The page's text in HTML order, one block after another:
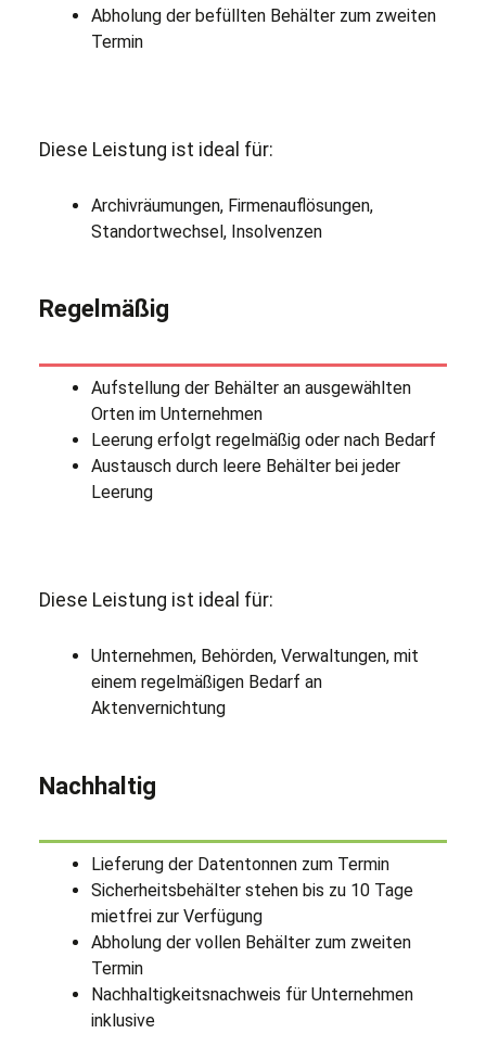
Abholung der befüllten Behälter zum zweiten
Termin
Diese Leistung ist ideal für:
Archivräumungen, Firmenauflösungen,
Standortwechsel, Insolvenzen
Regelmäßig
Aufstellung der Behälter an ausgewählten
Orten im Unternehmen
Leerung erfolgt regelmäßig oder nach Bedarf
Austausch durch leere Behälter bei jeder
Leerung
Diese Leistung ist ideal für:
Unternehmen, Behörden, Verwaltungen, mit
einem regelmäßigen Bedarf an
Aktenvernichtung
Nachhaltig
Lieferung der Datentonnen zum Termin
Sicherheitsbehälter stehen bis zu 10 Tage
mietfrei zur Verfügung
Abholung der vollen Behälter zum zweiten
Termin
Nachhaltigkeitsnachweis für Unternehmen
inklusive